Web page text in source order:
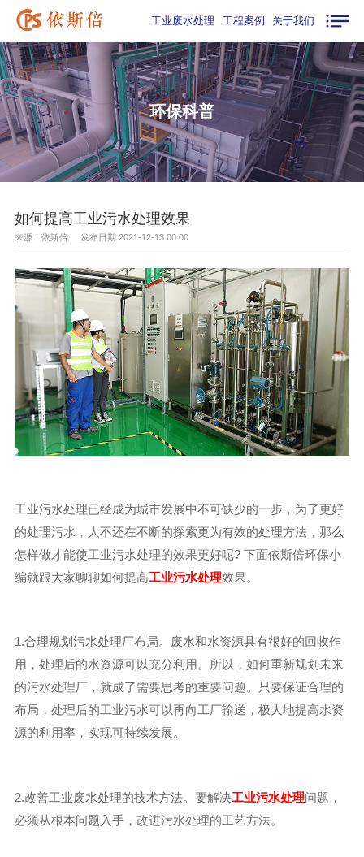
工业废水处理 工程案例 关于我们
环保科普
如何提高工业污水处理效果
来源：依斯倍 发布日期 2021-12-13 00:00
工业污水处理已经成为城市发展中不可缺少的一步，为了更好
的处理污水，人不还在不断的探索更为有效的处理方法，那么
怎样做才能使工业污水处理的效果更好呢? 下面依斯倍环保小
编就跟大家聊聊如何提高工业污水处理效果。
1.合理规划污水处理厂布局。废水和水资源具有很好的回收作
用，处理后的水资源可以充分利用。所以，如何重新规划未来
的污水处理厂，就成了需要思考的重要问题。只要保证合理的
布局，处理后的工业污水可以再向工厂输送，极大地提高水资
源的利用率，实现可持续发展。
2.改善工业废水处理的技术方法。要解决工业污水处理问题，
必须从根本问题入手，改进污水处理的工艺方法。